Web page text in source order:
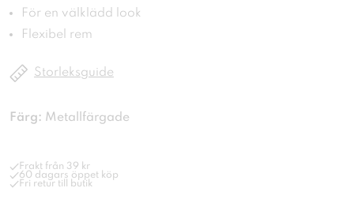
För en välklädd look
Flexibel rem
Storleksguide
Färg: Metallfärgade
Frakt från 39 kr
60 dagars öppet köp
Fri retur till butik